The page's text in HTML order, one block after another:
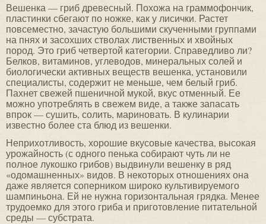
Вешенка — гриб древесный. Похожа на граммофончик,
пластинки сбегают по ножке, как у лисички. Растет
повсеместно, зачастую большими скученными группами
на пнях и засохших стволах лиственных и хвойных
пород. Это гриб четвертой категории. Справедливо ли?
Белков, витаминов, углеводов, минеральных солей и
биологически активных веществ вешенка, установили
специалисты, содержит не меньше, чем белый гриб.
Пахнет свежей пшеничной мукой, вкус отменный. Ее
можно употреблять в свежем виде, а также запасать
впрок — сушить, солить, мариновать. В кулинарии
известно более ста блюд из вешенки.
Неприхотливость, хорошие вкусовые качества, высокая
урожайность (с одного пенька собирают чуть ли не
полное лукошко грибов) выдвинули вешенку в ряд
«одомашненных» видов. В некоторых отношениях она
даже является соперником широко культивируемого
шампиньона. Ей не нужна горизонтальная грядка. Менее
трудоемко для этого гриба и приготовление питательной
среды — субстрата.